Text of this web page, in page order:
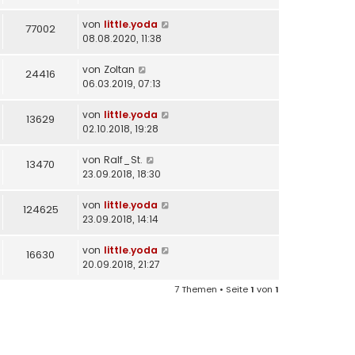
77002 von little.yoda
08.08.2020, 11:38
24416 von Zoltan
06.03.2019, 07:13
13629 von little.yoda
02.10.2018, 19:28
13470 von Ralf_St.
23.09.2018, 18:30
124625 von little.yoda
23.09.2018, 14:14
16630 von little.yoda
20.09.2018, 21:27
7 Themen • Seite1 von 1